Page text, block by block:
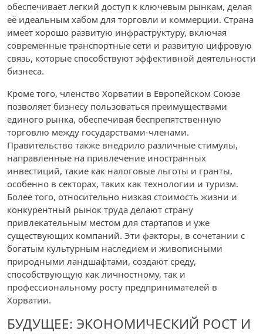
обеспечивает легкий доступ к ключевым рынкам, делая
её идеальным хабом для торговли и коммерции. Страна
имеет хорошо развитую инфраструктуру, включая
современные транспортные сети и развитую цифровую
связь, которые способствуют эффективной деятельности
бизнеса.
Кроме того, членство Хорватии в Европейском Союзе
позволяет бизнесу пользоваться преимуществами
единого рынка, обеспечивая беспрепятственную
торговлю между государствами-членами.
Правительство также внедрило различные стимулы,
направленные на привлечение иностранных
инвестиций, такие как налоговые льготы и гранты,
особенно в секторах, таких как технологии и туризм.
Более того, относительно низкая стоимость жизни и
конкурентный рынок труда делают страну
привлекательным местом для стартапов и уже
существующих компаний. Эти факторы, в сочетании с
богатым культурным наследием и живописными
природными ландшафтами, создают среду,
способствующую как личностному, так и
профессиональному росту предпринимателей в
Хорватии.
БУДУЩЕЕ: ЭКОНОМИЧЕСКИЙ РОСТ И